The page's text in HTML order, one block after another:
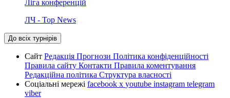
Ліга конференцій
ЛЧ - Top News
До всіх турнірів
Сайт Редакція Прогнози Політика конфіденційності
Правила сайту Контакти Правила коментування
Редакційна політика Структура власності
Соціальні мережі facebook x youtube instagram telegram
viber